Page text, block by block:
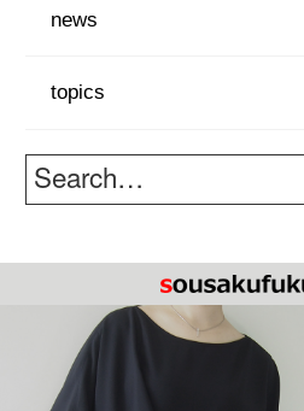
news
topics